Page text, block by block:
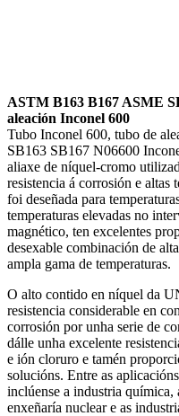
ASTM B163 B167 ASME
aleación Inconel 600
Tubo Inconel 600, tubo de
SB163 SB167 N06600
aliaxe de níquel-cromo
resistencia á corrosión e altas
foi deseñada para
temperaturas elevadas no
magnético, ten excelentes
desexable combinación de
ampla gama de temperaturas.
O alto contido en níquel da
resistencia considerable en
corrosión por unha serie de
dálle unha excelente
e ión cloruro e tamén
solucións. Entre as
inclúense a industria química,
enxeñaría nuclear e as